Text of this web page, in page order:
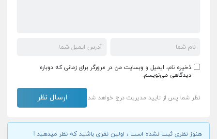
ذخیره نام، ایمیل و وبسایت من در مرورگر برای زمانی که دوباره
دیدگاهی می‌نویسم.
نظر شما پس از تایید مدیریت درج خواهد شد
هنوز نظری ثبت نشده است ، اولین نفری باشید که نظر میدهید !